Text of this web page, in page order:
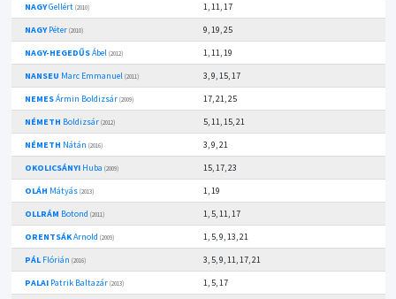
NAGYGellért (2010)
1, 11, 17
NAGYPéter (2010)
9, 19, 25
NAGY-HEGEDŰSÁbel (2012)
1, 11, 19
NANSEU Marc Emmanuel (2011)
3, 9, 15, 17
NEMESÁrmin Boldizsár (2009)
17, 21, 25
NÉMETH Boldizsár (2012)
5, 11, 15, 21
NÉMETH Nátán (2016)
3, 9, 21
OKOLICSÁNYIHuba (2009)
15, 17, 23
OLÁH Mátyás (2013)
1, 19
OLLRÁM Botond (2011)
1, 5, 11, 17
ORENTSÁKArnold (2009)
1, 5, 9, 13, 21
PÁL Flórián (2016)
3, 5, 9, 11, 17, 21
PALAIPatrik Baltazár (2013)
1, 5, 17